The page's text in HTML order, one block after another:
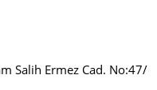
Salih Ermez Cad. No:47/